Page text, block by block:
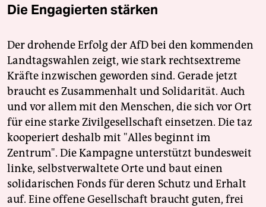
Die Engagierten stärken
Der drohende Erfolg der AfD bei den kommenden
Landtagswahlen zeigt, wie stark rechtsextreme
Kräfte inzwischen geworden sind. Gerade jetzt
braucht es Zusammenhalt und Solidarität. Auch
und vor allem mit den Menschen, die sich vor Ort
für eine starke Zivilgesellschaft einsetzen. Die taz
kooperiert deshalb mit "Alles beginnt im
Zentrum". Die Kampagne unterstützt bundesweit
linke, selbstverwaltete Orte und baut einen
solidarischen Fonds für deren Schutz und Erhalt
auf. Eine offene Gesellschaft braucht guten, frei